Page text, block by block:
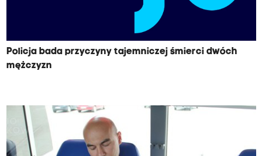
Policja bada przyczyny tajemniczej śmierci dwóch
mężczyzn